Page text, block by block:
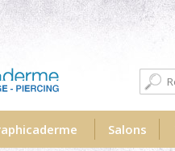
Salons